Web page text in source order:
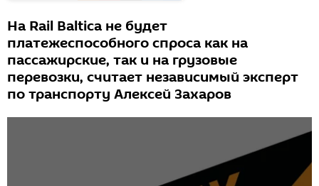
На Rail Baltica не будет
платежеспособного спроса как на
пассажирские, так и на грузовые
перевозки, считает независимый эксперт
по транспорту Алексей Захаров